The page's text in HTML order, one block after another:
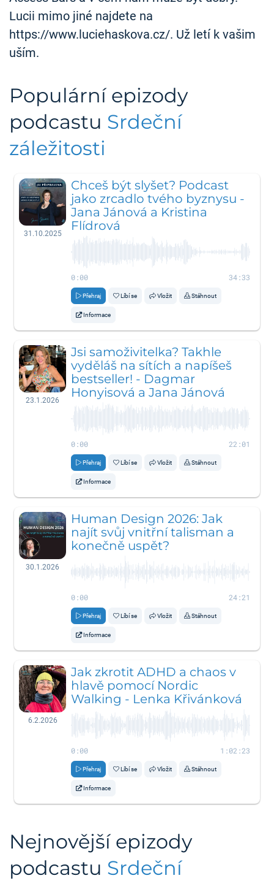
Lucii mimo jiné najdete na
https://www.luciehaskova.cz/. Už letí k vašim
uším.
Populární epizody
podcastu Srdeční
záležitosti
31.10.2025
Chceš být slyšet? Podcast
jako zrcadlo tvého byznysu -
Jana Jánová a Kristina
Flídrová
0:00 34:33
Přehraj Líbí se Vložit Stáhnout
Informace
23.1.2026
Jsi samoživitelka? Takhle
vyděláš na sítích a napíšeš
bestseller! - Dagmar
Honyisová a Jana Jánová
0:00 22:01
Přehraj Líbí se Vložit Stáhnout
Informace
30.1.2026
Human Design 2026: Jak
najít svůj vnitřní talisman a
konečně uspět?
0:00 24:21
Přehraj Líbí se Vložit Stáhnout
Informace
6.2.2026
Jak zkrotit ADHD a chaos v
hlavě pomocí Nordic
Walking - Lenka Křivánková
0:00 1:02:23
Přehraj Líbí se Vložit Stáhnout
Informace
Nejnovější epizody
podcastu Srdeční